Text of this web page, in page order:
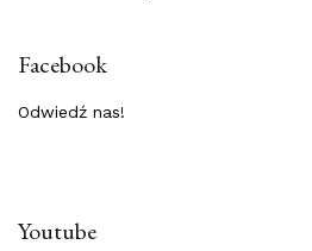
Facebook
Odwiedź nas!
Youtube